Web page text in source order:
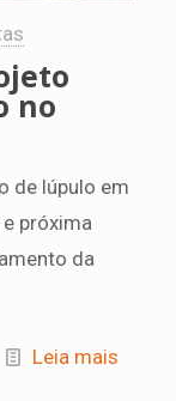
no
de lúpulo em
próxima
da
Leia mais